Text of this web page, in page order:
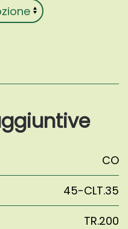
CO
45-CLT.35
TR.200